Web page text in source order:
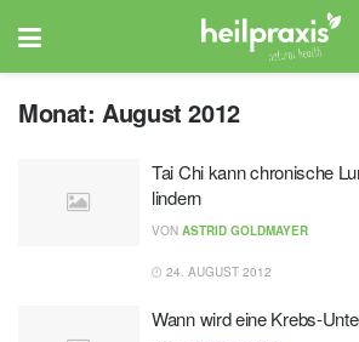
Monat:August 2012
Tai Chi kann chronische
lindern
VON ASTRID GOLDMAYER
24. AUGUST 2012
Wann wird eine Krebs-